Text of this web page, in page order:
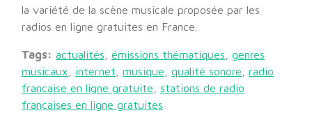
la variété de la scène musicale proposée par les
radios en ligne gratuites en France.
Tags: actualités émissions thématiques
genres
musicaux
internet musique qualité sonore
radio
francaise en ligne gratuite
stations de radio
françaises en ligne gratuites